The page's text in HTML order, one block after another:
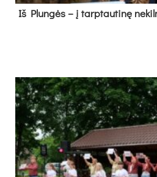
Iš Plungės – į tarptautinę